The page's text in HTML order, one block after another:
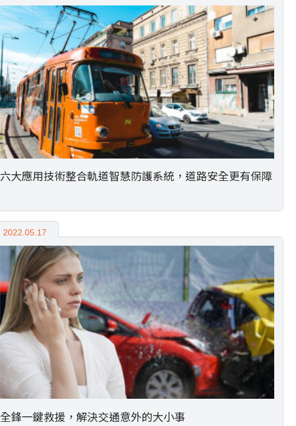
六大應用技術整合軌道智慧防護系統，道路安全更有保障
2022.05.17
全鋒一鍵救援，解決交通意外的大小事